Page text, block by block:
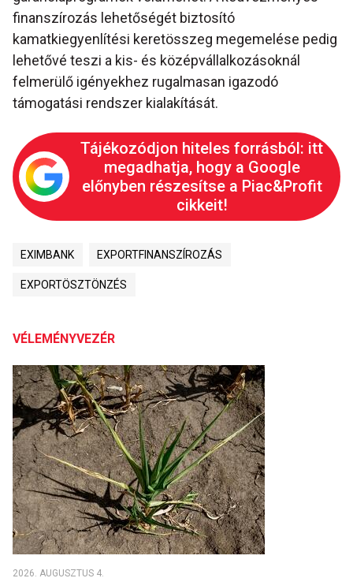
finanszírozás lehetőségét biztosító
kamatkiegyenlítési keretösszeg megemelése pedig
lehetővé teszi a kis- és középvállalkozásoknál
felmerülő igényekhez rugalmasan igazodó
támogatási rendszer kialakítását.
Tájékozódjon hiteles forrásból: itt
megadhatja, hogy a Google
előnyben részesítse a Piac&Profit
cikkeit!
EXIMBANK EXPORTFINANSZÍROZÁS
EXPORTÖSZTÖNZÉS
VÉLEMÉNYVEZÉR
2026. AUGUSZTUS 4.